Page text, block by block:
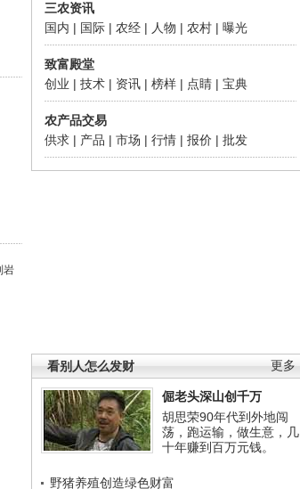
三农资讯
国内 | 国际 | 农经 | 人物 | 农村 | 曝光
致富殿堂
创业 | 技术 | 资讯 | 榜样 | 点睛 | 宝典
农产品交易
供求 | 产品 | 市场 | 行情 | 报价 | 批发
更多
看别人怎么发财
倔老头深山创千万
胡思荣90年代到外地闯
荡，跑运输，做生意，几
十年赚到百万元钱。
野猪养殖创造绿色财富
岩